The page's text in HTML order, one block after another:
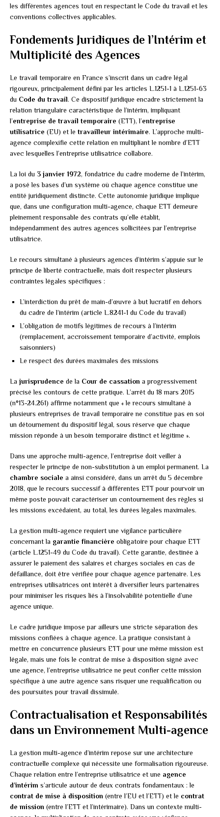
les différentes agences tout en respectant le Code du travail et les
conventions collectives applicables.
Fondements Juridiques de l’Intérim et
Multiplicité des Agences
Le travail temporaire en France s’inscrit dans un cadre légal
rigoureux, principalement défini par les articles L.1251-1 à L.1251-63
du Code du travail. Ce dispositif juridique encadre strictement la
relation triangulaire caractéristique de l’intérim, impliquant
l’entreprise de travail temporaire (ETT), l’entreprise
utilisatrice (EU) et le travailleur intérimaire. L’approche multi-
agence complexifie cette relation en multipliant le nombre d’ETT
avec lesquelles l’entreprise utilisatrice collabore.
La loi du 3 janvier 1972, fondatrice du cadre moderne de l’intérim,
a posé les bases d’un système où chaque agence constitue une
entité juridiquement distincte. Cette autonomie juridique implique
que, dans une configuration multi-agence, chaque ETT demeure
pleinement responsable des contrats qu’elle établit,
indépendamment des autres agences sollicitées par l’entreprise
utilisatrice.
Le recours simultané à plusieurs agences d’intérim s’appuie sur le
principe de liberté contractuelle, mais doit respecter plusieurs
contraintes légales spécifiques :
L’interdiction du prêt de main-d’œuvre à but lucratif en dehors
du cadre de l’intérim (article L.8241-1 du Code du travail)
L’obligation de motifs légitimes de recours à l’intérim
(remplacement, accroissement temporaire d’activité, emplois
saisonniers)
Le respect des durées maximales des missions
La jurisprudence de la Cour de cassation a progressivement
précisé les contours de cette pratique. L’arrêt du 18 mars 2015
(n°13-24.261) affirme notamment que « le recours simultané à
plusieurs entreprises de travail temporaire ne constitue pas en soi
un détournement du dispositif légal, sous réserve que chaque
mission réponde à un besoin temporaire distinct et légitime ».
Dans une approche multi-agence, l’entreprise doit veiller à
respecter le principe de non-substitution à un emploi permanent. La
chambre sociale a ainsi considéré, dans un arrêt du 5 décembre
2018, que le recours successif à différentes ETT pour pourvoir un
même poste pouvait caractériser un contournement des règles si
les missions excédaient, au total, les durées légales maximales.
La gestion multi-agence requiert une vigilance particulière
concernant la garantie financière obligatoire pour chaque ETT
(article L.1251-49 du Code du travail). Cette garantie, destinée à
assurer le paiement des salaires et charges sociales en cas de
défaillance, doit être vérifiée pour chaque agence partenaire. Les
entreprises utilisatrices ont intérêt à diversifier leurs partenaires
pour minimiser les risques liés à l’insolvabilité potentielle d’une
agence unique.
Le cadre juridique impose par ailleurs une stricte séparation des
missions confiées à chaque agence. La pratique consistant à
mettre en concurrence plusieurs ETT pour une même mission est
légale, mais une fois le contrat de mise à disposition signé avec
une agence, l’entreprise utilisatrice ne peut confier cette mission
spécifique à une autre agence sans risquer une requalification ou
des poursuites pour travail dissimulé.
Contractualisation et Responsabilités
dans un Environnement Multi-agence
La gestion multi-agence d’intérim repose sur une architecture
contractuelle complexe qui nécessite une formalisation rigoureuse.
Chaque relation entre l’entreprise utilisatrice et une agence
d’intérim s’articule autour de deux contrats fondamentaux : le
contrat de mise à disposition (entre l’EU et l’ETT) et le contrat
de mission (entre l’ETT et l’intérimaire). Dans un contexte multi-